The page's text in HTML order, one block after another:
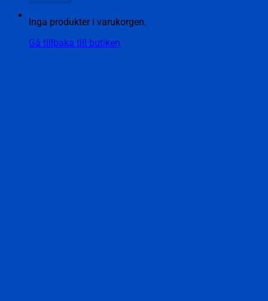
Inga produkter i varukorgen.
Gå tillbaka till butiken